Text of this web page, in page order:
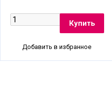
Добавить в избранное